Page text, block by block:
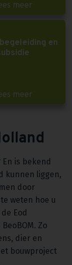
meer
en
meer
is bekend
kunnen liggen,
door
weten hoe u
Eod
Zo
dier en
bouwproject